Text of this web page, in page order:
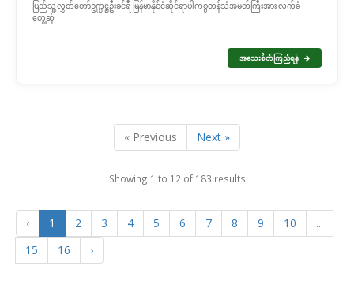
ပြည်သူ့လွှတ်တော်ဥက္ကဋ္ဌဦးခင်ရီ မြန်မာနိုင်ငံဆိုင်ရာပါကစ္စတန်သံအမတ်ကြီးအား လက်ခံ
တွေ့ဆုံ
အသေးစိတ်ကြည့်ရန်
« Previous Next »
Showing 1 to 12 of 183 results
‹ 1 2 3 4 5 6 7 8 9 10
...
15
16 ›